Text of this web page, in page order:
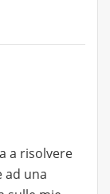
a risolvere
ad una